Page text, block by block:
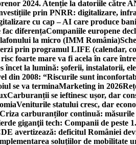
2024. Atenție la datoriile către
prin PNRR: digitalizare,
cu cap – AI care produce bani
fac diferențaCompaniile europene
la micro (IMM România)
prin programul LIFE (calendar,
foarte mare va fi acela în care
încet la lumină: şoferii, instalatorii,
din 2008: “Riscurile sunt
se va terminaMarketing in 2026
Carburanții se ieftinesc ușor, dar
Veniturile statului cresc, dar
Criza carburanților continuă:
giganţii tech: Companii de peste
avertizează: deficitul României
soluțiilor de mobilitate